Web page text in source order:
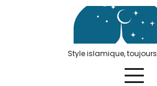
Style islamique,